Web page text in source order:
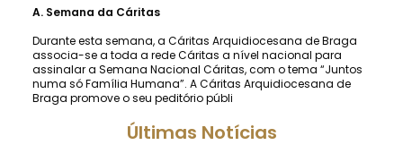
A. Semana da Cáritas
Durante esta semana, a Cáritas Arquidiocesana de Braga
associa-se a toda a rede Cáritas a nível nacional para
assinalar a Semana Nacional Cáritas, com o tema “Juntos
numa só Família Humana”. A Cáritas Arquidiocesana de
Braga promove o seu peditório públi
Últimas Notícias